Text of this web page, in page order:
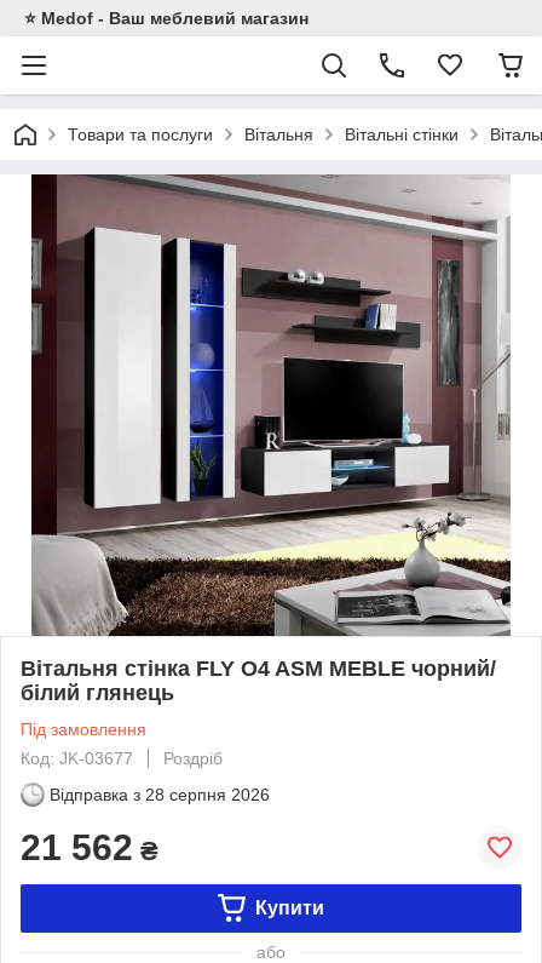
⭐ Medof - Ваш меблевий магазин
Товари та послуги Вітальня Вітальні стінки
Вітальня стінка FLY O4 ASM MEBLE чорний/
білий глянець
Під замовлення
Код: JK-03677
Роздріб
Відправка з 28 серпня 2026
21 562 ₴
Купити
або